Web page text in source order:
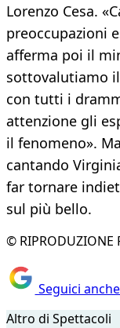
Lorenzo Cesa.
preoccupazioni
afferma poi il
sottovalutiamo
con tutti i
attenzione gli
il fenomeno».
cantando
far tornare
sul più bello.
© RIPRODUZIONE
Seguici
Altro di Spettacoli